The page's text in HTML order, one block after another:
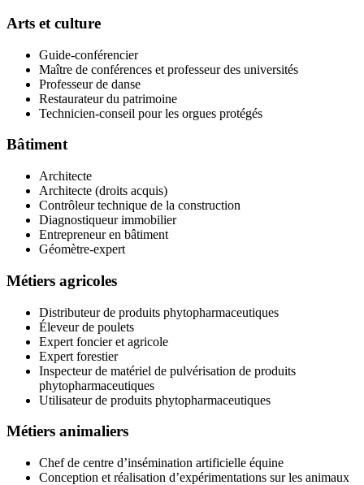
Arts et culture
Guide-conférencier
Maître de conférences et professeur des universités
Professeur de danse
Restaurateur du patrimoine
Technicien-conseil pour les orgues protégés
Bâtiment
Architecte
Architecte (droits acquis)
Contrôleur technique de la construction
Diagnostiqueur immobilier
Entrepreneur en bâtiment
Géomètre-expert
Métiers agricoles
Distributeur de produits phytopharmaceutiques
Éleveur de poulets
Expert foncier et agricole
Expert forestier
Inspecteur de matériel de pulvérisation de produits
phytopharmaceutiques
Utilisateur de produits phytopharmaceutiques
Métiers animaliers
Chef de centre d’insémination artificielle équine
Conception et réalisation d’expérimentations sur les animaux